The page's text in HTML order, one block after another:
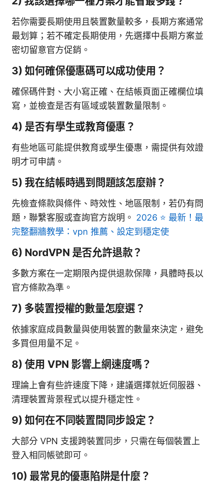
若你需要長期使用且裝置數量較多，長期方案通常
最划算；若不確定長期使用，先選擇中長期方案並
密切留意官方促銷。
3) 如何確保優惠碼可以成功使用？
確保碼件對、大小寫正確、在結帳頁面正確欄位填
寫，並檢查是否有區域或裝置數量限制。
4) 是否有學生或教育優惠？
有些地區可能提供教育或學生優惠，需提供有效證
明才可申請。
5) 我在結帳時遇到問題該怎麼辦？
先檢查條款與條件、時效性、地區限制，若仍有問
題，聯繫客服或查詢官方說明。 2026 ⭐ 最新！最
完整翻牆教學：vpn 推薦、設定到穩定使
6) NordVPN 是否允許退款？
多數方案在一定期限內提供退款保障，具體時長以
官方條款為準。
7) 多裝置授權的數量怎麼選？
依據家庭成員數量與使用裝置的數量來決定，避免
多買但用量不足。
8) 使用 VPN 影響上網速度嗎？
理論上會有些許速度下降，建議選擇就近伺服器、
清理裝置背景程式以提升穩定性。
9) 如何在不同裝置間同步設定？
大部分 VPN 支援跨裝置同步，只需在每個裝置上
登入相同帳號即可。
10) 最常見的優惠陷阱是什麼？